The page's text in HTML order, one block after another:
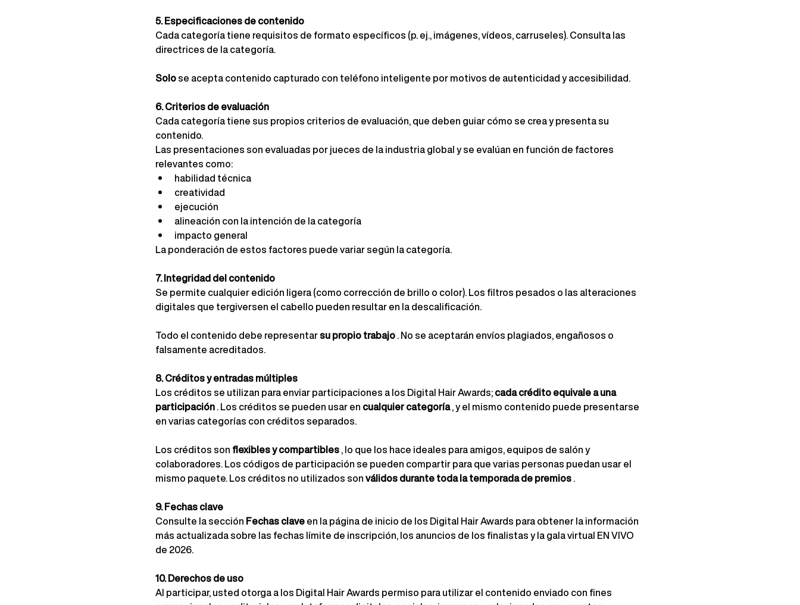
5. Especificaciones de contenido
Cada categoría tiene requisitos de formato específicos (p. ej., imágenes, vídeos, carruseles). Consulta las
directrices de la categoría.
Solose acepta contenido capturado con teléfono inteligente por motivos de autenticidad y accesibilidad.
6. Criterios de evaluación
Cada categoría tiene sus propios criterios de evaluación, que deben guiar cómo se crea y presenta su
contenido.
Las presentaciones son evaluadas por jueces de la industria global y se evalúan en función de factores
relevantes como:
habilidad técnica
creatividad
ejecución
alineación con la intención de la categoría
impacto general
La ponderación de estos factores puede variar según la categoría.
7. Integridad del contenido
Se permite cualquier edición ligera (como corrección de brillo o color). Los filtros pesados o las alteraciones
digitales que tergiversen el cabello pueden resultar en la descalificación.
Todo el contenido debe representarsu propio trabajo. No se aceptarán envíos plagiados, engañosos o
falsamente acreditados.
8. Créditos y entradas múltiples
Los créditos se utilizan para enviar participaciones a los Digital Hair Awards;cada crédito equivale a una
participación. Los créditos se pueden usar en cualquier categoría, y el mismo contenido puede presentarse
en varias categorías con créditos separados.
Los créditos son flexibles y compartibles, lo que los hace ideales para amigos, equipos de salón y
colaboradores. Los códigos de participación se pueden compartir para que varias personas puedan usar el
mismo paquete. Los créditos no utilizados sonválidos durante toda la temporada de premios.
9. Fechas clave
Consulte la sección Fechas claveen la página de inicio de los Digital Hair Awards para obtener la información
más actualizada sobre las fechas límite de inscripción, los anuncios de los finalistas y la gala virtual EN VIVO
de 2026.
10. Derechos de uso
Al participar, usted otorga a los Digital Hair Awards permiso para utilizar el contenido enviado con fines